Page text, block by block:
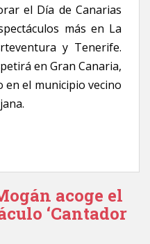
el Día de Canarias
más en La
y Tenerife.
en Gran Canaria,
en el municipio vecino
acoge el
‘Cantador